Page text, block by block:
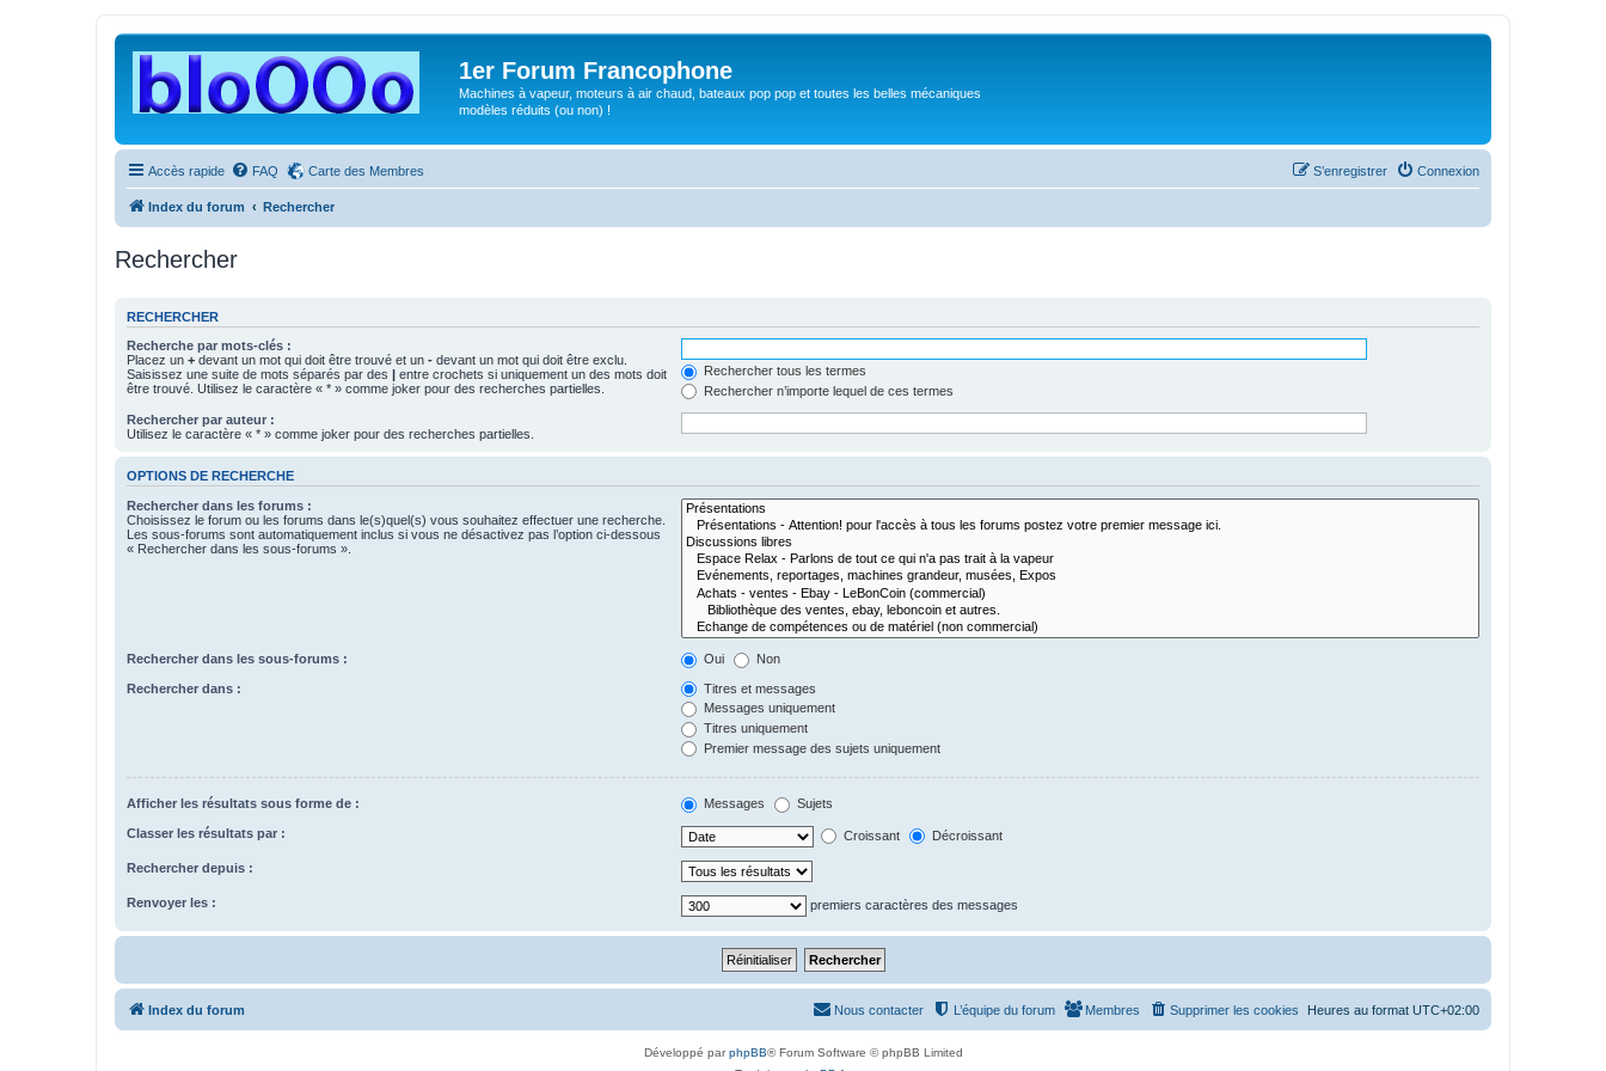
1er Forum Francophone
Machines à vapeur, moteurs à air chaud, bateaux pop pop et toutes les belles mécaniques
modèles réduits (ou non) !
Accès rapide FAQ Carte des Membres Connexion
S’enregistrer
Index du forum Rechercher
Rechercher
RECHERCHER
Recherche par mots-clés :
Placez un + devant un mot qui doit être trouvé et un - devant un mot qui doit être exclu.
Saisissez une suite de mots séparés par des | entre crochets si uniquement un des mots doit
être trouvé. Utilisez le caractère « * » comme joker pour des recherches partielles.
Rechercher tous les termes
Rechercher n’importe lequel de ces termes
Rechercher par auteur :
Utilisez le caractère « * » comme joker pour des recherches partielles.
OPTIONS DE RECHERCHE
Rechercher dans les forums :
Choisissez le forum ou les forums dans le(s)quel(s) vous souhaitez effectuer une recherche.
Les sous-forums sont automatiquement inclus si vous ne désactivez pas l’option ci-dessous
« Rechercher dans les sous-forums ».
Rechercher dans les sous-forums : Oui Non
Rechercher dans :
Titres et messages
Messages uniquement
Titres uniquement
Premier message des sujets uniquement
Afficher les résultats sous forme de : Messages Sujets
Classer les résultats par : Croissant Décroissant
Rechercher depuis :
Renvoyer les : premiers caractères des messages
Index du forum Heures au format UTC+02:00
Supprimer les cookies
Membres
L’équipe du forum
Nous contacter
Développé parphpBB® Forum Software © phpBB Limited